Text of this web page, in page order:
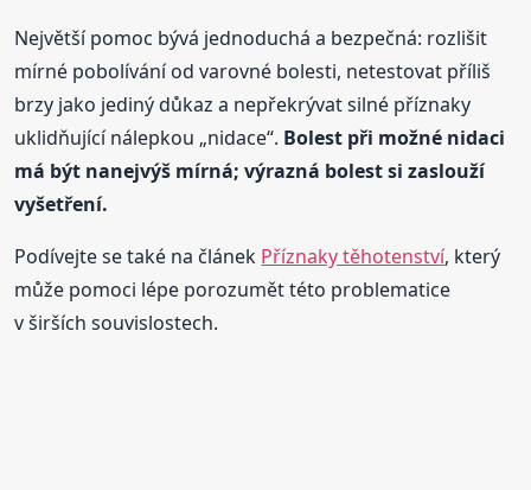
Největší pomoc bývá jednoduchá a bezpečná: rozlišit
mírné pobolívání od varovné bolesti, netestovat příliš
brzy jako jediný důkaz a nepřekrývat silné příznaky
uklidňující nálepkou „nidace“. Bolest při možné nidaci
má být nanejvýš mírná; výrazná bolest si zaslouží
vyšetření.
Podívejte se také na článek Příznaky těhotenství, který
může pomoci lépe porozumět této problematice
v širších souvislostech.